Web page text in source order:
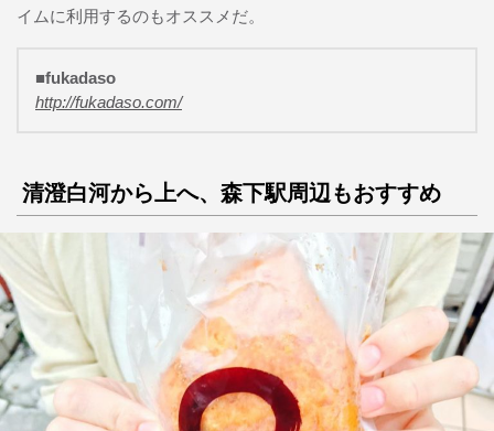
イムに利用するのもオススメだ。
■fukadaso
http://fukadaso.com/
清澄白河から上へ、森下駅周辺もおすすめ